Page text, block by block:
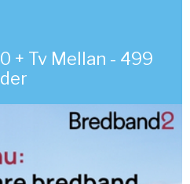
+ Tv Mellan - 499